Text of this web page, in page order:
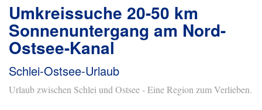
Umkreissuche 20-50 km
Sonnenuntergang am Nord-
Ostsee-Kanal
Schlei-Ostsee-Urlaub
Urlaub zwischen Schlei und Ostsee - Eine Region zum Verlieben.